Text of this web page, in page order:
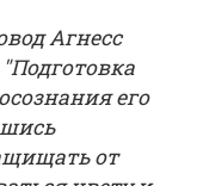
Агнесс
его
от